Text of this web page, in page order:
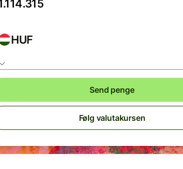
HUF
Send penge
Følg valutakursen